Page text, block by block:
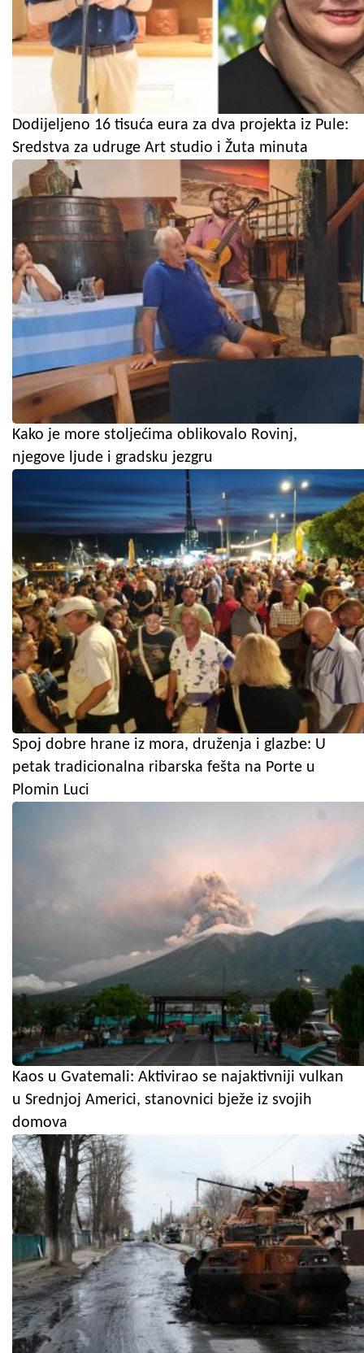
Dodijeljeno 16 tisuća eura za dva projekta iz Pule:
Sredstva za udruge Art studio i Žuta minuta
Kako je more stoljećima oblikovalo Rovinj,
njegove ljude i gradsku jezgru
Spoj dobre hrane iz mora, druženja i glazbe: U
petak tradicionalna ribarska fešta na Porte u
Plomin Luci
Kaos u Gvatemali: Aktivirao se najaktivniji vulkan
u Srednjoj Americi, stanovnici bježe iz svojih
domova